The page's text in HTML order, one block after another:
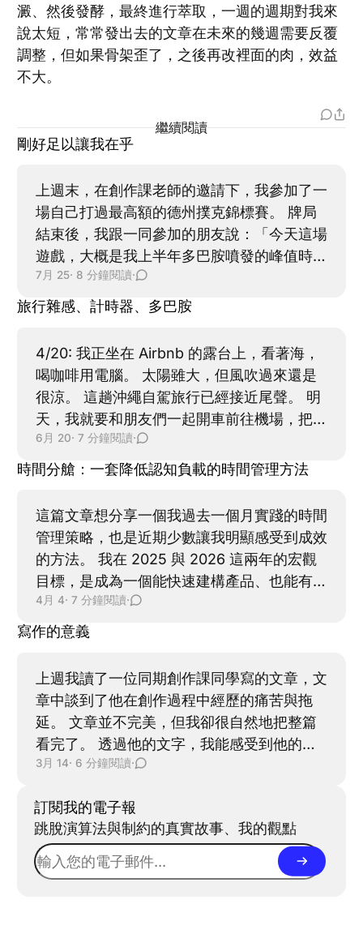
澱、然後發酵，最終進行萃取，一週的週期對我來
說太短，常常發出去的文章在未來的幾週需要反覆
調整，但如果骨架歪了，之後再改裡面的肉，效益
不大。
繼續閱讀
剛好足以讓我在乎
上週末，在創作課老師的邀請下，我參加了一
場自己打過最高額的德州撲克錦標賽。 牌局
結束後，我跟一同參加的朋友說：「今天這場
遊戲，大概是我上半年多巴胺噴發的峰值時
刻。」 在這之前，我對德州撲克最深的印
象，大概只有《皇家夜總會》和《終點戰》裡
Home game，但這次入場費更高，牌桌上還
會出現完全不認識的玩家。 我原本其實不太
想去。我有自知之明，以我的程度上桌，大概
只有被屠宰的份。 德州撲克對新手算友善。
單一牌局有足夠的隨機性，就算亂玩，也可能
上錦標賽不斷升盲，技術差距遲早會呈現。
息問我來不來。我才重新想了一次：Wait，參
加這場活動又不是為了贏。 跟同學們聚在一
起，本身就很開心，好像也不用想那麼多。
再加上老師過去也曾跟我聊過，他對我的個性
有哪些觀察，也給過我一些寫作上的建議。我
心想，既然如此，或許可以刻意帶著覺知進
心理側寫的機會，說不定還能累積一些寫作素
材。
7月 25· 8 分鐘閱讀·
旅行雜感、計時器、多巴胺
4/20: 我正坐在 Airbnb 的露台上，看著海，
喝咖啡用電腦。 太陽雖大，但風吹過來還是
很涼。 這趟沖繩自駕旅行已經接近尾聲。 明
天，我就要和朋友們一起開車前往機場，把這
幾天的歡笑收進記憶裡。 旅行的這幾天，時
間過得很純粹。不需要被通知打斷，不需要一
切換。 我只需要專注地與眼前的旅伴相處。
走路、吃飯、發呆、看風景。 每一件事都能
自然地延展，不需要刻意被壓縮。 那是一種
節奏完全掌握在自己手上的狀態。 回歸日常
4/25: 回到台灣，面對著排山倒海的工作量與
覺得自己快要 burnout 了。 Wait...我不是才
能維持久一點。 更讓我在意的是，出發前那
種能夠穩穩坐在電腦前、持續推進 side
project 的專注狀態，也消失殆盡。 我想起剛
開始開發 Peak Pals
6月 20· 7 分鐘閱讀·
時間分艙：一套降低認知負載的時間管理方法
這篇文章想分享一個我過去一個月實踐的時間
管理策略，也是近期少數讓我明顯感受到成效
的方法。 我在 2025 與 2026 這兩年的宏觀
目標，是成為一個能快速建構產品、也能有效
驗證市場的軟體工程師。 而要走向這個目
標，我有兩個面向必須同時兼顧：一是打造出
並學習怎麼讓產品被看見（Manager
mode）[1] [2]。 在我原本的生活中，我常常
像在拋接雜耍球一樣，同時在 4 ~ 5 個任務之
間維持動態平衡。這些任務可能包括 Side
project 開發、技術調研、職涯精進、閱讀與
面向都是我生命中的核心支柱，所以每個都想
鞏固；但另一方面，也有一部分不是出於理性
判斷，是身體被這種任務切換時的新鮮感牽著
走，像開很多瀏覽器分頁一樣，誤把多巴胺假
4月 4· 7 分鐘閱讀·
寫作的意義
上週我讀了一位同期創作課同學寫的文章，文
章中談到了他在創作過程中經歷的痛苦與拖
延。 文章並不完美，但我卻很自然地把整篇
看完了。 透過他的文字，我能感受到他的掙
扎，也能看見他所看見的世界。我當下看的感
漓盡致了讓我察覺不出來。) 也正是這樣的文
字，讓我願意停下來，把時間交給他。 這不
禁讓我思考：到底是什麼樣的文章，能夠真正
收下我的時間與注意力？ 思考後我第一個念
3月 14· 6 分鐘閱讀·
訂閱我的電子報
跳脫演算法與制約的真實故事、我的觀點